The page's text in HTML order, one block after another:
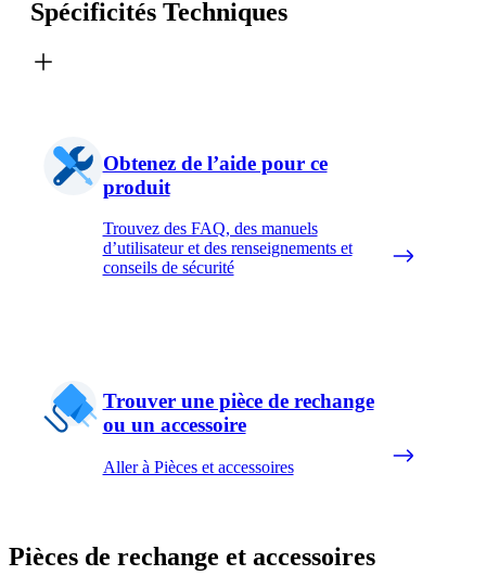
Spécificités Techniques
Obtenez de l’aide pour ce
produit
Trouvez des FAQ, des manuels
d’utilisateur et des renseignements et
conseils de sécurité
Trouver une pièce de rechange
ou un accessoire
Aller à Pièces et accessoires
Pièces de rechange et accessoires